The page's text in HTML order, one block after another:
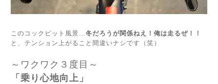
このコックピット風景…冬だろうが関係ねえ！俺は走るぜ！！
と、テンション上がること間違いナシです（笑）
～ワクワク３度目～
「乗り心地向上」